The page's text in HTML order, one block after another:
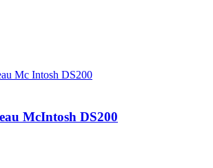
McIntosh DS200